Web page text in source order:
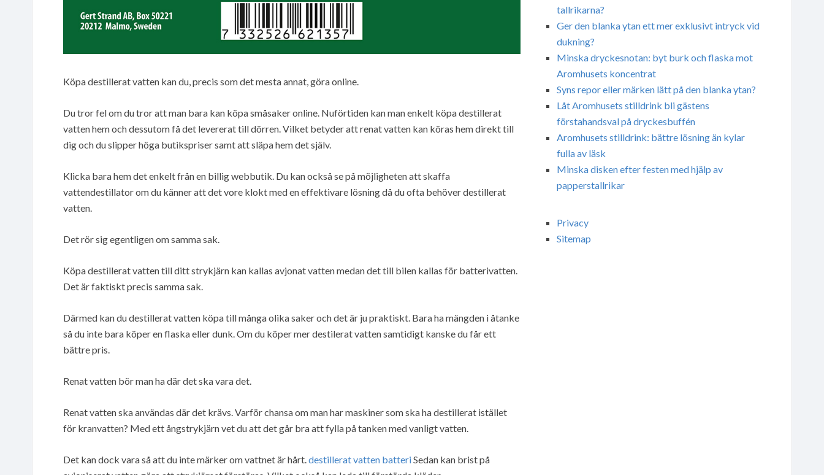
Köpa destillerat vatten kan du, precis som det mesta annat, göra online.
Du tror fel om du tror att man bara kan köpa småsaker online. Nuförtiden kan man enkelt köpa destillerat
vatten hem och dessutom få det levererat till dörren. Vilket betyder att renat vatten kan köras hem direkt till
dig och du slipper höga butikspriser samt att släpa hem det själv.
Klicka bara hem det enkelt från en billig webbutik. Du kan också se på möjligheten att skaffa
vattendestillator om du känner att det vore klokt med en effektivare lösning då du ofta behöver destillerat
vatten.
Det rör sig egentligen om samma sak.
Köpa destillerat vatten till ditt strykjärn kan kallas avjonat vatten medan det till bilen kallas för batterivatten.
Det är faktiskt precis samma sak.
Därmed kan du destillerat vatten köpa till många olika saker och det är ju praktiskt. Bara ha mängden i åtanke
så du inte bara köper en flaska eller dunk. Om du köper mer destilerat vatten samtidigt kanske du får ett
bättre pris.
Renat vatten bör man ha där det ska vara det.
Renat vatten ska användas där det krävs. Varför chansa om man har maskiner som ska ha destillerat istället
för kranvatten? Med ett ångstrykjärn vet du att det går bra att fylla på tanken med vanligt vatten.
Det kan dock vara så att du inte märker om vattnet är hårt.destillerat vatten batteriSedan kan brist på
tallrikarna?
Ger den blanka ytan ett mer exklusivt intryck vid
dukning?
Minska dryckesnotan: byt burk och flaska mot
Aromhusets koncentrat
Syns repor eller märken lätt på den blanka ytan?
Låt Aromhusets stilldrink bli gästens
förstahandsval på dryckesbuffén
Aromhusets stilldrink: bättre lösning än kylar
fulla av läsk
Minska disken efter festen med hjälp av
papperstallrikar
Privacy
Sitemap